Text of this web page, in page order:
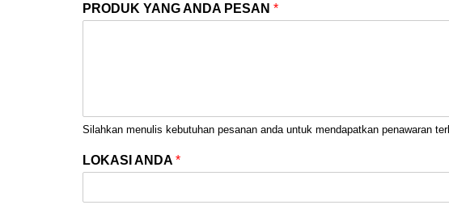
PRODUK YANG ANDA PESAN *
Silahkan menulis kebutuhan pesanan anda untuk mendapatkan penawaran
LOKASI ANDA *